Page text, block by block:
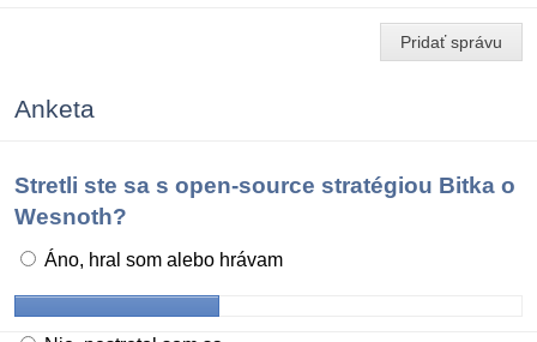
Pridať správu
Anketa
Stretli ste sa s open-source stratégiou Bitka o
Wesnoth?
Áno, hral som alebo hrávam